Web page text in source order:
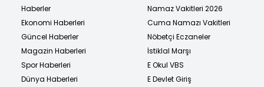
Haberler
Ekonomi Haberleri
Güncel Haberler
Magazin Haberleri
Spor Haberleri
Dünya Haberleri
Namaz Vakitleri 2026
Cuma Namazı Vakitleri
Nöbetçi Eczaneler
İstiklal Marşı
E Okul VBS
E Devlet Giriş